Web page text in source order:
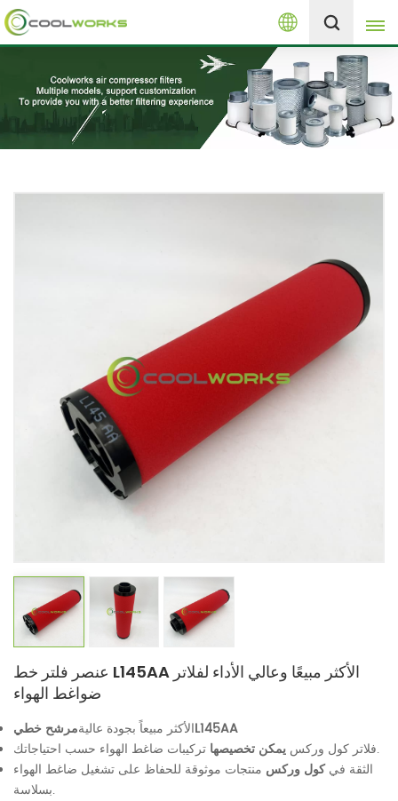
العربية
English
español
العربية
+8613525046291
عنصر فلتر خط L145AA الأكثر مبيعًا وعالي الأداء لفلاتر
ضواغط الهواء
الأكثر مبيعاً بجودة عاليةمرشح خطي
L145AA
فلاتر كول وركس يمكن تخصيصها
تركيبات ضاغط الهواء حسب احتياجاتك.
الثقة فيكول وركس منتجات موثوقة للحفاظ على تشغيل ضاغط الهواء
بسلاسة.